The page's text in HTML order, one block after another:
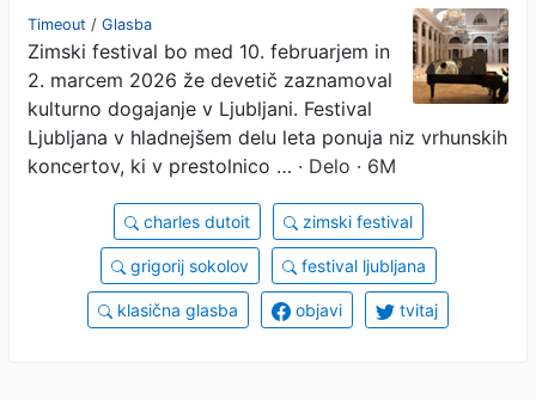
Timeout / Glasba
Zimski festival bo med 10. februarjem in
2. marcem 2026 že devetič zaznamoval
kulturno dogajanje v Ljubljani. Festival
Ljubljana v hladnejšem delu leta ponuja niz vrhunskih
koncertov, ki v prestolnico … · Delo · 6M
charles dutoit zimski festival
grigorij sokolov festival ljubljana
klasična glasba objavi tvitaj